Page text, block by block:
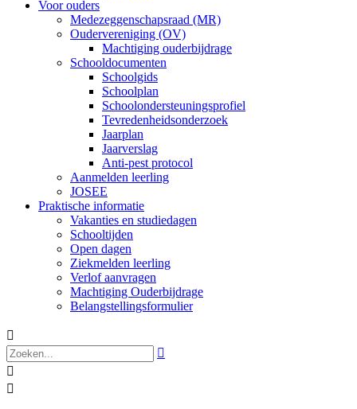
Voor ouders
Medezeggenschapsraad (MR)
Oudervereniging (OV)
Machtiging ouderbijdrage
Schooldocumenten
Schoolgids
Schoolplan
Schoolondersteuningsprofiel
Tevredenheidsonderzoek
Jaarplan
Jaarverslag
Anti-pest protocol
Aanmelden leerling
JOSEE
Praktische informatie
Vakanties en studiedagen
Schooltijden
Open dagen
Ziekmelden leerling
Verlof aanvragen
Machtiging Ouderbijdrage
Belangstellingsformulier



